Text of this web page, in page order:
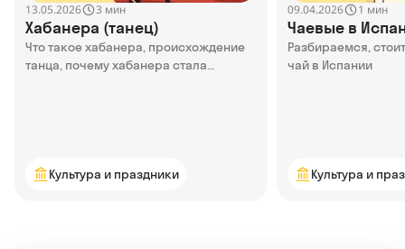
13.05.2026 3 мин
Хабанера (танец)
Что такое хабанера, происхождение
танца, почему хабанера стала
Культура и праздники
09.04.2026 1 мин
Чаевые в
Разбираемся,
чай в Испании
Культура и